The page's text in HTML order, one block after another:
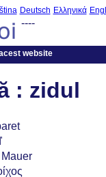
Deutsch Ελληνικά
----
website
: zidul